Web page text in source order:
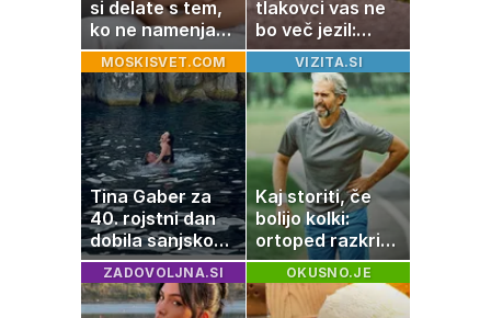
si delate s tem,
ko ne namenjate
pozornosti
prebavi
tlakovci vas ne
bo več jezil:
pomagajo vam
stvari, ki jih
imate v kuhinji
MOSKISVET.COM
Tina Gaber za
40. rojstni dan
dobila sanjsko
darilo
VIZITA.SI
Kaj storiti, če
bolijo kolki:
ortoped razkriva
preproste trike
za zmanjšanje
bolečine
ZADOVOLJNA.SI OKUSNO.JE